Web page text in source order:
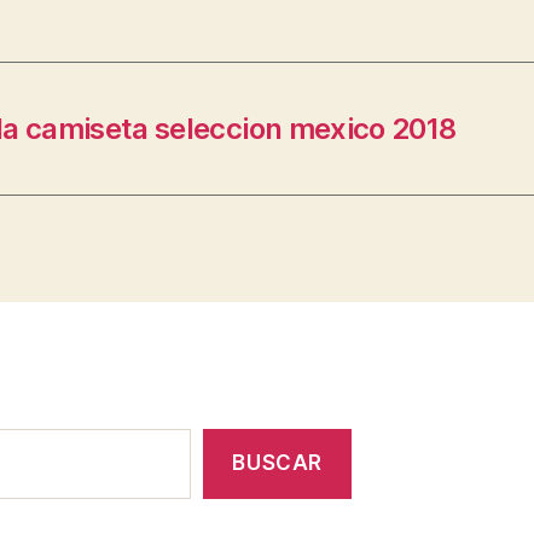
camiseta seleccion mexico 2018
BUSCAR